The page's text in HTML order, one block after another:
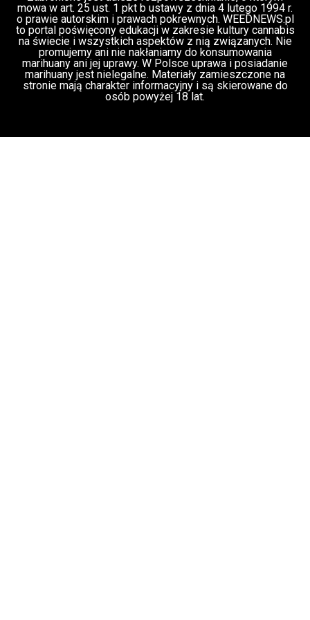
Świat Medycznej Marihuany Świat Prawa
i legalizacji marihuany Świat Zielonego
ZIELONE NEWSY
03 lip, 2026
Rozmowa WeedNews – Produkcja
medycznej marihuany w Polsce – Konrad
Palka, prezes Panaceum Cannmed [VIDEO]